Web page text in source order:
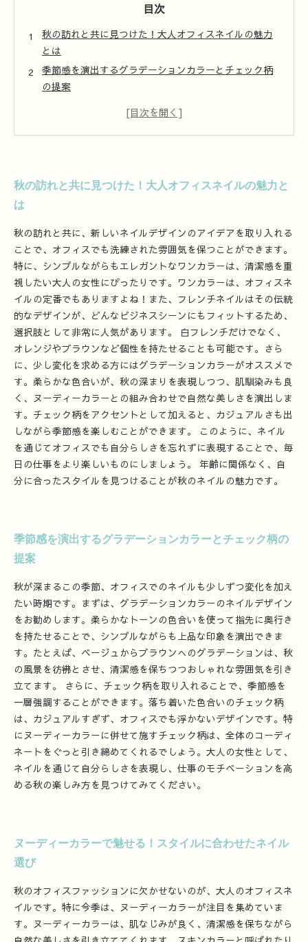
目次
秋の訪れと共に見つけた！大人オフィスネイルの魅力
とは
季節感を演出するグラデーションカラーとチェック柄
の提案
ヌーディーカラーで魅せる！スタイルに合わせたネイ
秋の訪れと共に見つけた！大人オフィスネイルの魅力と
は
秋の訪れと共に、新しいネイルデザインのアイデアを取り入れる
ことで、オフィスでも洗練された雰囲気を保つことができます。
特に、シンプルながらもエレガントなワンカラーは、清潔感を重
視したい大人の女性にぴったりです。ワンカラーは、オフィスネ
イルの定番でもありますよね！また、フレンチネイルはその伝統
的なデザインが、どんなビジネスシーンにもフィットするため、
選択肢として非常に人気があります。 白フレンチだけでなく、
オレンジやブラウンなど個性を持たせることも可能です。さら
に、少し変化を求める方にはグラデーションカラーがオススメで
す。柔らかな色合いが、秋の深まりを表現しつつ、肌馴染みも良
く、ヌーディーカラーとの組み合わせで自然な美しさを演出しま
す。チェック柄をアクセントとして加えると、カジュアルさも出
しながら季節感を楽しむことができます。 このように、ネイル
を通じてオフィスでも自分らしさを忘れずに表現することで、毎
日の仕事をより楽しいものにしましょう。 年齢に関係なく、自
分に合ったスタイルを見つけることが秋のネイルの魅力です。
季節感を演出するグラデーションカラーとチェック柄の
提案
秋が深まるこの季節、オフィスでのネイルも少しずつ変化を加え
たい時期です。まずは、グラデーションカラーのネイルデザイン
をお勧めします。柔らかなトーンの色合いを使って指先に奥行き
を持たせることで、シンプルながらも上品な印象を演出できま
す。たとえば、ベージュからブラウンへのグラデーションは、秋
の風景を彷彿とさせ、清潔感を保ちつつおしゃれな雰囲気を引き
立てます。 さらに、チェック柄を取り入れることで、季節感を
一層強調することができます。落ち着いた色合いのチェック柄
は、カジュアルすぎず、オフィスでも浮かないデザインです。特
にヌーディーカラーに併せて施すチェック柄は、全体のコーディ
ネートをぐっと引き締めてくれるでしょう。大人の女性として、
ネイルを通じて自分らしさを表現し、仕事のモチベーションを高
める秋の楽しみ方を見つけてみてください。
ヌーディーカラーで魅せる！スタイルに合わせたネイル
選び
秋のオフィスファッションに欠かせないのが、大人のオフィスネ
イルです。特に今季は、ヌーディーカラーが注目を集めていま
す。ヌーディーカラーは、肌なじみが良く、清潔感を保ちながら